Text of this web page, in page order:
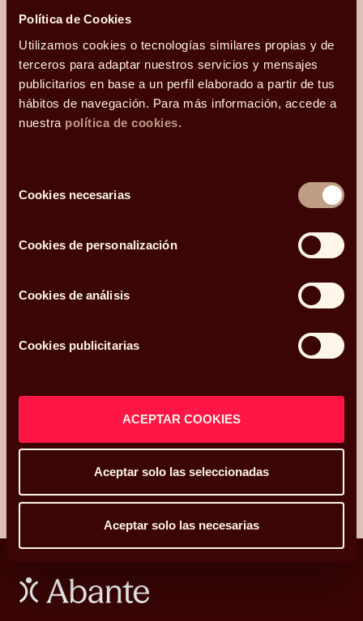
Política de Cookies
Utilizamos cookies o tecnologías similares propias y de
terceros para adaptar nuestros servicios y mensajes
publicitarios en base a un perfil elaborado a partir de tus
hábitos de navegación. Para más información, accede a
nuestra política de cookies.
deCookies necesarias
Cookies de personalización
Cookies de análisis
Cookies publicitarias
ACEPTAR COOKIES
Aceptar solo las seleccionadas
Aceptar solo las necesarias
¿Hablamos?
Una conversación para orientarte con
claridad.
contactarme en el teléfono
Mi código postal es
Acepto recibir comunicaciones relacionadas con mi consulta.
ENVIAR